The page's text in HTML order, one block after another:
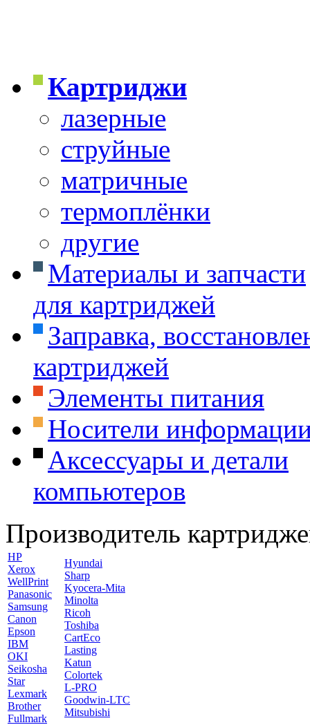
Картриджи
лазерные
струйные
матричные
термоплёнки
другие
Материалы и запчасти
для картриджей
Заправка,
картриджей
Элементы питания
Носители
Аксессуары и детали
компьютеров
Производитель
HP
Xerox
WellPrint
Panasonic
Samsung
Canon
Epson
IBM
OKI
Seikosha
Star
Lexmark
Brother
Fullmark
Hyundai
Sharp
Kyocera-Mita
Minolta
Ricoh
Toshiba
CartEco
Lasting
Katun
Colortek
L-PRO
Goodwin-LTC
Mitsubishi